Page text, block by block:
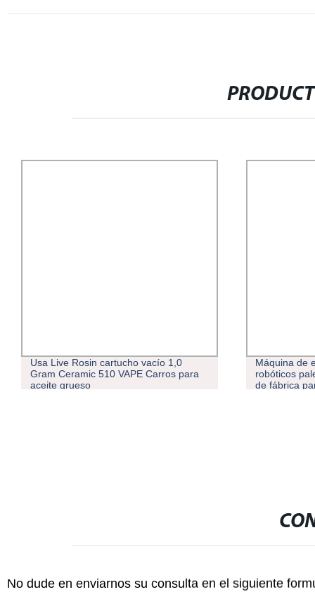
Usa Live Rosin cartucho vacío 1,0
Gram Ceramic 510 VAPE Carros para
aceite grueso
Máquina de
robóticos
de fábrica
No dude en enviarnos su consulta en el siguiente